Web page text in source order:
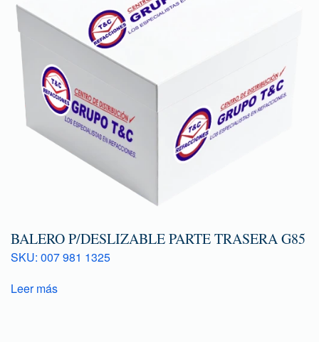
BALERO P/DESLIZABLE PARTE TRASERA G85
SKU: 007 981 1325
Leer más